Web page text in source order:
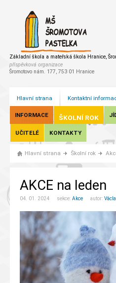
Základní škola a mateřská škola Hranice,
příspěvková organizace
Šromotovo nám. 177, 753 01 Hranice
Hlavní strana Kontaktní
INFORMACE ŠKOLNÍ ROK
UČITELÉ KONTAKTY
Hlavní strana Školní rok
AKCE na leden
04. 01. 2024 sekce: Akce autor: